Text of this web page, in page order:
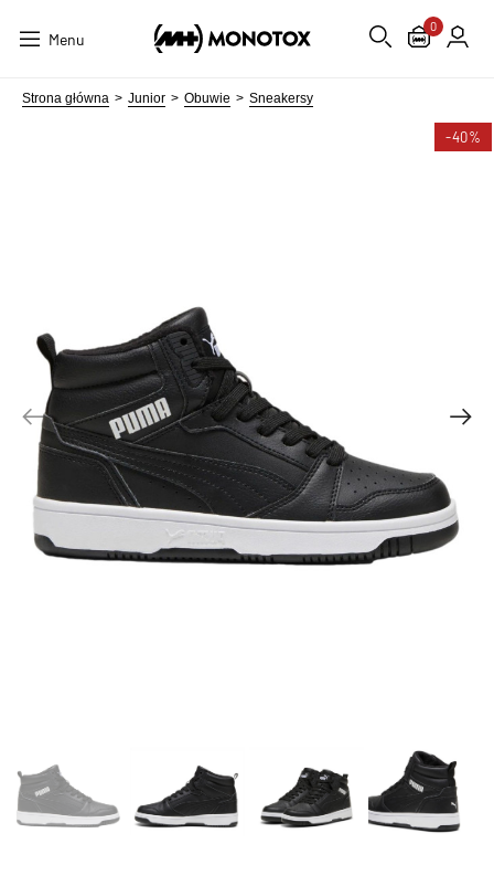
Menu
0
Strona główna Junior Obuwie Sneakersy
-40%